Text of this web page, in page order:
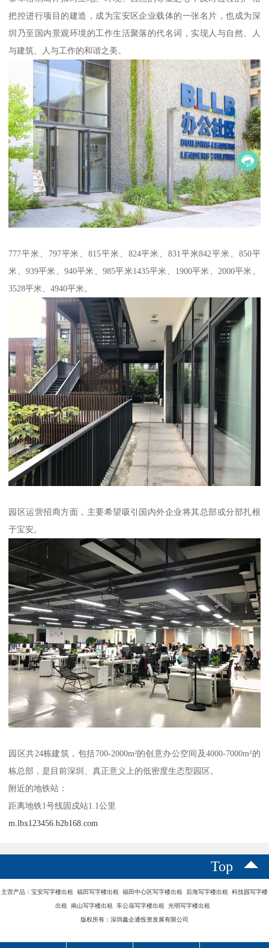
把控进行项目的建造，成为宝安区企业载体的一张名片，也成为深
圳乃至国内景观环境的工作生活聚落的代名词，实现人与自然、人
与建筑、人与工作的和谐之美。
777平米、797平米、815平米、824平米、831平米842平米、850平
米、939平米、940平米、985平米1435平米、1900平米、2000平米、
3528平米、4940平米。
园区运营招商方面，主要希望吸引国内外企业将其总部或分部扎根
于宝安。
园区共24栋建筑，包括700-2000m²的创意办公空间及4000-7000m²的
栋总部，是目前深圳、真正意义上的低密度生态型园区。
附近的地铁站：
距离地铁1号线固戍站1.1公里
m.lbx123456.b2b168.com
Top
主营产品：宝安写字楼出租 福田写字楼出租 福田中心区写字楼出租 后海写字楼出租 科技园写字楼
出租 南山写字楼出租 车公庙写字楼出租 光明写字楼出租
版权所有：深圳鑫企通投资发展有限公司